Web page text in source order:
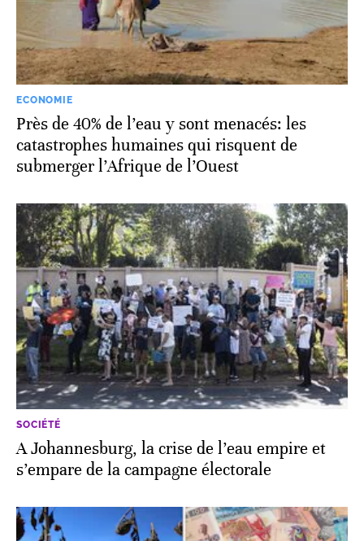
ECONOMIE
Près de 40% de l’eau y sont menacés: les
catastrophes humaines qui risquent de
submerger l’Afrique de l’Ouest
SOCIÉTÉ
A Johannesburg, la crise de l’eau empire et
s’empare de la campagne électorale